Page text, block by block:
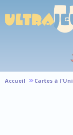
Accueil Cartes à
Panneau de gestion